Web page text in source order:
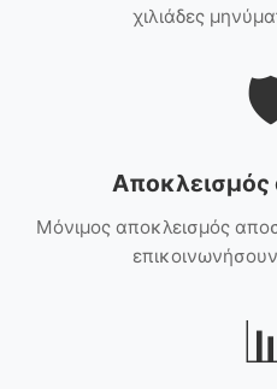
χιλιάδες
Μόνιμος αποκλεισμός